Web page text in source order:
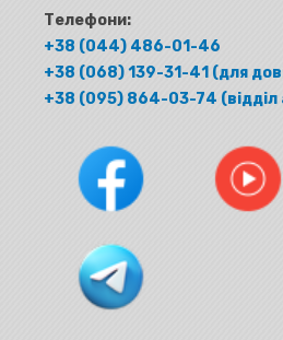
Телефони:
+38 (044) 486-01-46
+38 (068) 139-31-41 (для
+38 (095) 864-03-74 (відділ